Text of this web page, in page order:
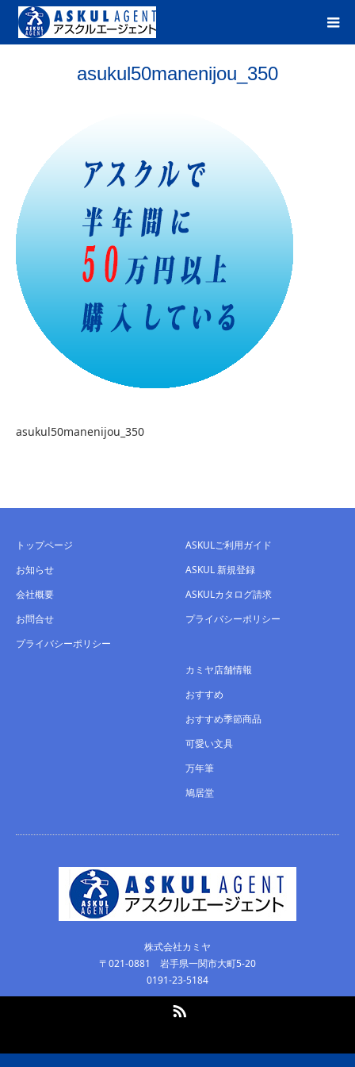
asukul50manenijou_350
asukul50manenijou_350
トップページ
お知らせ
会社概要
お問合せ
プライバシーポリシー
ASKULご利用ガイド
ASKUL 新規登録
ASKULカタログ請求
プライバシーポリシー
カミヤ店舗情報
おすすめ
おすすめ季節商品
可愛い文具
万年筆
鳩居堂
株式会社カミヤ
〒021-0881 岩手県一関市大町5-20
0191-23-5184
RSS